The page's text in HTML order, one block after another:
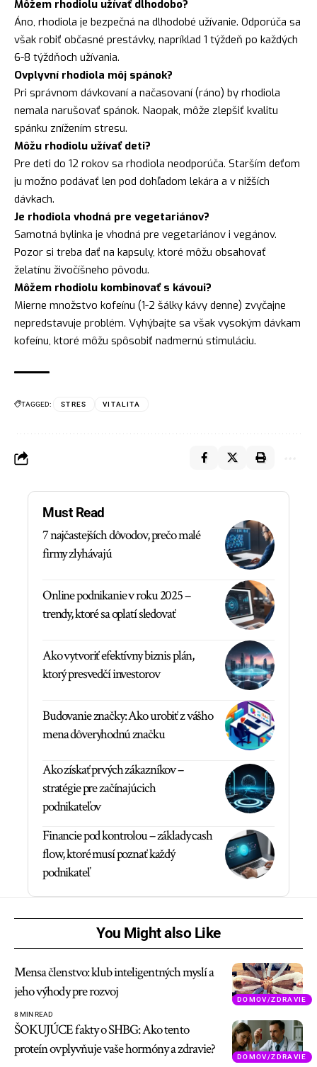
Môžem rhodiolu užívať dlhodobo?
Áno, rhodiola je bezpečná na dlhodobé užívanie. Odporúča sa
však robiť občasné prestávky, napríklad 1 týždeň po každých
6-8 týždňoch užívania.
Ovplyvní rhodiola môj spánok?
Pri správnom dávkovaní a načasovaní (ráno) by rhodiola
nemala narušovať spánok. Naopak, môže zlepšiť kvalitu
spánku znížením stresu.
Môžu rhodiolu užívať deti?
Pre deti do 12 rokov sa rhodiola neodporúča. Starším deťom
ju možno podávať len pod dohľadom lekára a v nižších
dávkach.
Je rhodiola vhodná pre vegetariánov?
Samotná bylinka je vhodná pre vegetariánov i vegánov.
Pozor si treba dať na kapsuly, ktoré môžu obsahovať
želatínu živočíšneho pôvodu.
Môžem rhodiolu kombinovať s kávoui?
Mierne množstvo kofeínu (1-2 šálky kávy denne) zvyčajne
nepredstavuje problém. Vyhýbajte sa však vysokým dávkam
kofeínu, ktoré môžu spôsobiť nadmernú stimuláciu.
TAGGED: STRES VITALITA
Must Read
7 najčastejších dôvodov, prečo malé
firmy zlyhávajú
Online podnikanie v roku 2025 –
trendy, ktoré sa oplatí sledovať
Ako vytvoriť efektívny biznis plán,
ktorý presvedčí investorov
Budovanie značky: Ako urobiť z vášho
mena dôveryhodnú značku
Ako získať prvých zákazníkov –
stratégie pre začínajúcich
podnikateľov
Financie pod kontrolou – základy cash
flow, ktoré musí poznať každý
podnikateľ
You Might also Like
DOMOV/ZDRAVIE
Mensa členstvo: klub inteligentných myslí a
jeho výhody pre rozvoj
8 MIN READ
DOMOV/ZDRAVIE
ŠOKUJÚCE fakty o SHBG: Ako tento
proteín ovplyvňuje vaše hormóny a zdravie?